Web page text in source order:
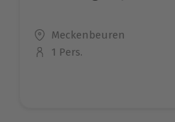
Standort
Meckenbeuren
Anzahl der Teilnehmer
1 Pers.